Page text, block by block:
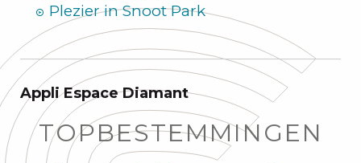
Plezier in Snoot Park
Appli Espace Diamant
TOPBESTEMMINGEN